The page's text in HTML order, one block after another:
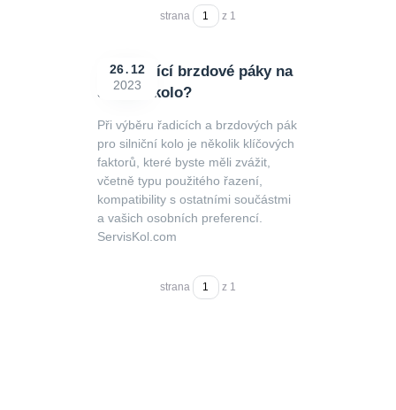
strana z 1
Jaké řadící brzdové páky na
silniční kolo?
26
12
2023
Při výběru řadicích a brzdových pák
pro silniční kolo je několik klíčových
faktorů, které byste měli zvážit,
včetně typu použitého řazení,
kompatibility s ostatními součástmi
a vašich osobních preferencí.
ServisKol.com
strana z 1